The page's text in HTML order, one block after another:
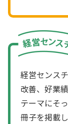
経営センス
改善、好業
テーマにそ
冊子を掲載